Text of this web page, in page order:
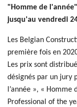
"Homme de
jusqu'au vendredi
Les Belgian
première fois en
Les prix sont
désignés par un jury
l’année », « Homme
Professional of the